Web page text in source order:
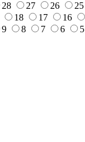
28 27 26 25
18 17 16
9 8 7 6 5